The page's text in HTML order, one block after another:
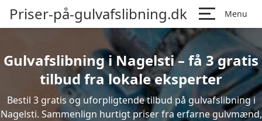
Priser-på-gulvafslibning.dk Menu
Gulvafslibning i Nagelsti – få 3 gratis
tilbud fra lokale eksperter
Bestil 3 gratis og uforpligtende tilbud på gulvafslibning i
Nagelsti. Sammenlign hurtigt priser fra erfarne gulvmænd,